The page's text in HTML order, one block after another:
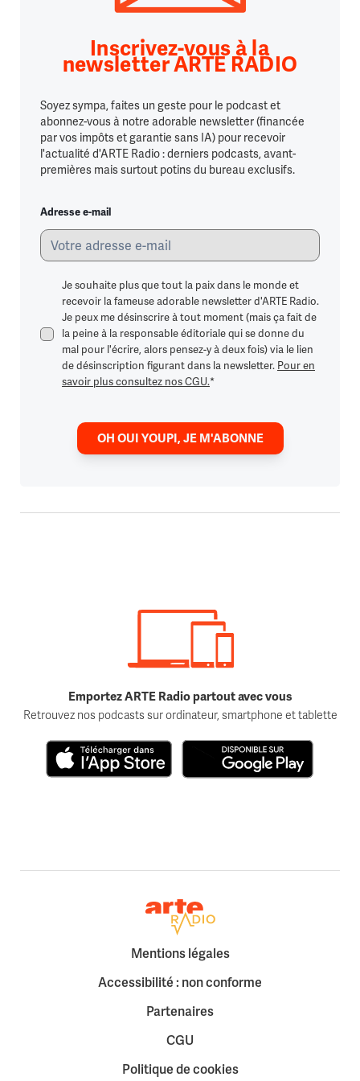
Inscrivez-vous à la
newsletter ARTE RADIO
Soyez sympa, faites un geste pour le podcast et
abonnez-vous à notre adorable newsletter (financée
par vos impôts et garantie sans IA) pour recevoir
l'actualité d'ARTE Radio : derniers podcasts, avant-
premières mais surtout potins du bureau exclusifs.
Adresse e-mail
Je souhaite plus que tout la paix dans le monde et
recevoir la fameuse adorable newsletter d'ARTE Radio.
Je peux me désinscrire à tout moment (mais ça fait de
la peine à la responsable éditoriale qui se donne du
mal pour l'écrire, alors pensez-y à deux fois) via le lien
de désinscription figurant dans la newsletter. Pour en
savoir plus consultez nos CGU.*
OH OUI YOUPI, JE M'ABONNE
Emportez ARTE Radio partout avec vous
Retrouvez nos podcasts sur ordinateur, smartphone et tablette
Retour à la page d'accueil
Mentions légales
Accessibilité : non conforme
Partenaires
CGU
Politique de cookies